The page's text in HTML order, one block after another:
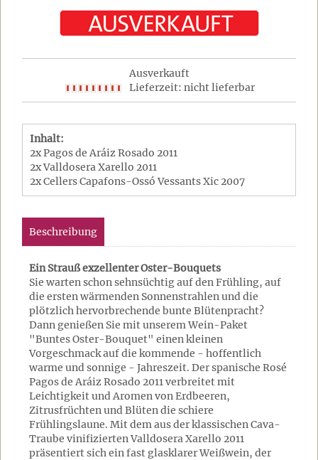
Ausverkauft
Lieferzeit: nicht lieferbar
Inhalt:
2x Pagos de Aráiz Rosado 2011
2x Valldosera Xarello 2011
2x Cellers Capafons-Ossó Vessants Xic 2007
Beschreibung
Ein Strauß exzellenter Oster-Bouquets
Sie warten schon sehnsüchtig auf den Frühling, auf
die ersten wärmenden Sonnenstrahlen und die
plötzlich hervorbrechende bunte Blütenpracht?
Dann genießen Sie mit unserem Wein-Paket
"Buntes Oster-Bouquet" einen kleinen
Vorgeschmack auf die kommende - hoffentlich
warme und sonnige - Jahreszeit. Der spanische Rosé
Pagos de Aráiz Rosado 2011 verbreitet mit
Leichtigkeit und Aromen von Erdbeeren,
Zitrusfrüchten und Blüten die schiere
Frühlingslaune. Mit dem aus der klassischen Cava-
Traube vinifizierten Valldosera Xarello 2011
präsentiert sich ein fast glasklarer Weißwein, der